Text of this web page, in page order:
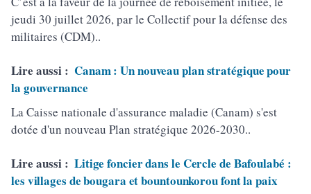
jeudi 30 juillet 2026, par le Collectif pour la défense des
militaires (CDM)..
Lire aussi : Canam : Un nouveau plan stratégique pour
la gouvernance
La Caisse nationale d'assurance maladie (Canam) s'est
dotée d'un nouveau Plan stratégique 2026-2030..
Lire aussi : Litige foncier dans le Cercle de Bafoulabé :
les villages de bougara et bountounkorou font la paix